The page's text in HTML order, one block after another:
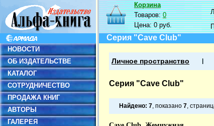
НОВОСТИ
ОБ ИЗДАТЕЛЬСТВЕ
КАТАЛОГ
СОТРУДНИЧЕСТВО
ПРОДАЖА КНИГ
АВТОРЫ
ГАЛЕРЕЯ
Корзина
Товаров:0
Цена:0 руб.
Серия "Cave Club"
Личное пространство
Серия "Cave Club"
Найдено: 7, показано 7,